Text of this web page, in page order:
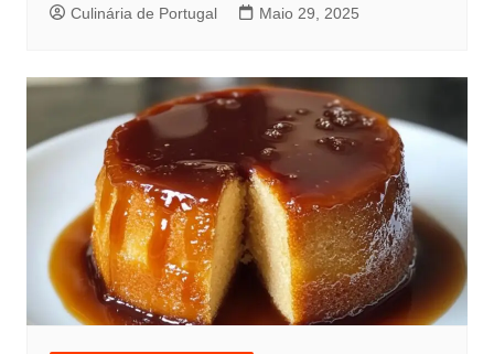
Culinária de Portugal Maio 29, 2025